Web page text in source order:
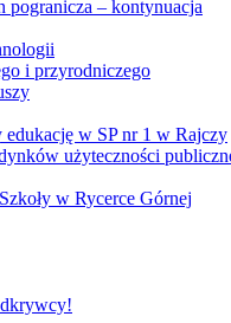
pogranicza – kontynuacja
i przyrodniczego
w SP nr 1 w Rajczy
użyteczności
w Rycerce Górnej